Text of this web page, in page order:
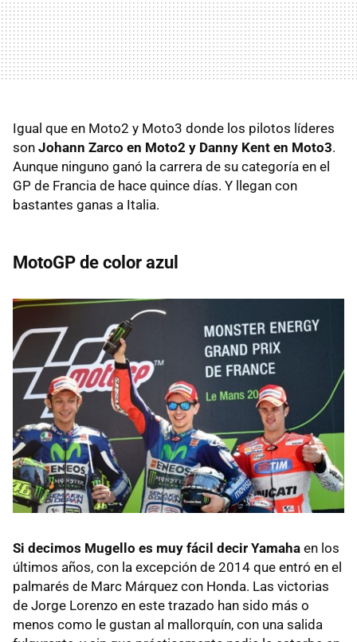
Igual que en Moto2 y Moto3 donde los pilotos líderes
son Johann Zarco en Moto2 y Danny Kent en Moto3.
Aunque ninguno ganó la carrera de su categoría en el
GP de Francia de hace quince días. Y llegan con
bastantes ganas a Italia.
MotoGP de color azul
Si decimos Mugello es muy fácil decir Yamaha en los
últimos años, con la excepción de 2014 que entró en el
palmarés de Marc Márquez con Honda. Las victorias
de Jorge Lorenzo en este trazado han sido más o
menos como le gustan al mallorquín, con una salida